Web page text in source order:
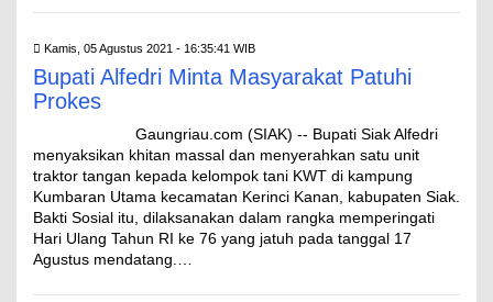
Kamis, 05 Agustus 2021 - 16:35:41 WIB
Bupati Alfedri Minta Masyarakat Patuhi
Prokes
Gaungriau.com (SIAK) -- Bupati Siak Alfedri
menyaksikan khitan massal dan menyerahkan satu unit
traktor tangan kepada kelompok tani KWT di kampung
Kumbaran Utama kecamatan Kerinci Kanan, kabupaten Siak.
Bakti Sosial itu, dilaksanakan dalam rangka memperingati
Hari Ulang Tahun RI ke 76 yang jatuh pada tanggal 17
Agustus mendatang.…